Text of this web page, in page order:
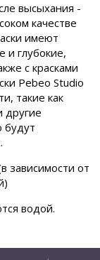
высыхания -
качестве
имеют
и глубокие,
с красками
Pebeo Studio
такие как
другие
будут
зависимости от
водой.